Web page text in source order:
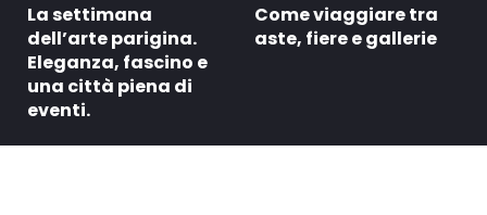
La settimana
dell’arte parigina.
Eleganza, fascino e
una città piena di
eventi.
Come viaggiare tra
aste, fiere e gallerie